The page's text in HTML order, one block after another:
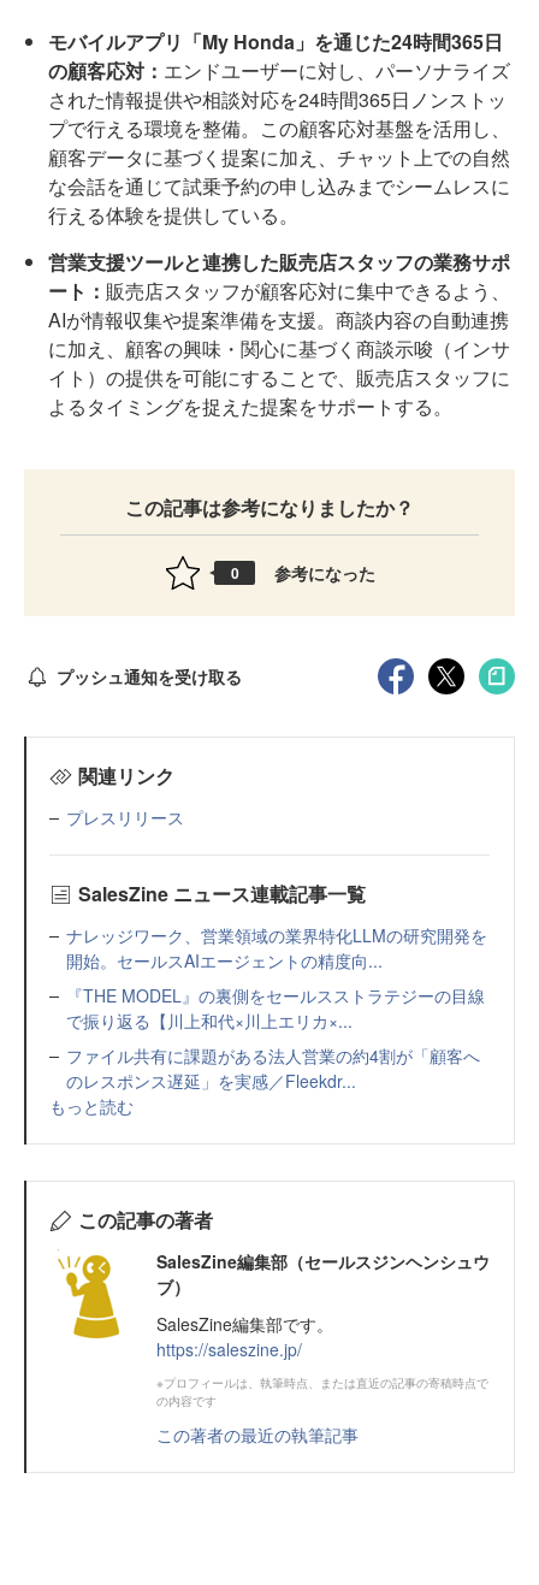
モバイルアプリ「My Honda」を通じた24時間365日
の顧客応対： エンドユーザーに対し、パーソナライズ
された情報提供や相談対応を24時間365日ノンストッ
プで行える環境を整備。この顧客応対基盤を活用し、
顧客データに基づく提案に加え、チャット上での自然
な会話を通じて試乗予約の申し込みまでシームレスに
行える体験を提供している。
営業支援ツールと連携した販売店スタッフの業務サポ
ート： 販売店スタッフが顧客応対に集中できるよう、
AIが情報収集や提案準備を支援。商談内容の自動連携
に加え、顧客の興味・関心に基づく商談示唆（インサ
イト）の提供を可能にすることで、販売店スタッフに
よるタイミングを捉えた提案をサポートする。
この記事は参考になりましたか？
0 参考になった
プッシュ通知を受け取る
関連リンク
プレスリリース
SalesZine ニュース連載記事一覧
ナレッジワーク、営業領域の業界特化LLMの研究開発を
開始。セールスAIエージェントの精度向...
『THE MODEL』の裏側をセールスストラテジーの目線
で振り返る【川上和代×川上エリカ×...
ファイル共有に課題がある法人営業の約4割が「顧客へ
のレスポンス遅延」を実感／Fleekdr...
もっと読む
この記事の著者
SalesZine編集部（セールスジンヘンシュウ
ブ）
SalesZine編集部です。
https://saleszine.jp/
※プロフィールは、執筆時点、または直近の記事の寄稿時点で
の内容です
この著者の最近の執筆記事